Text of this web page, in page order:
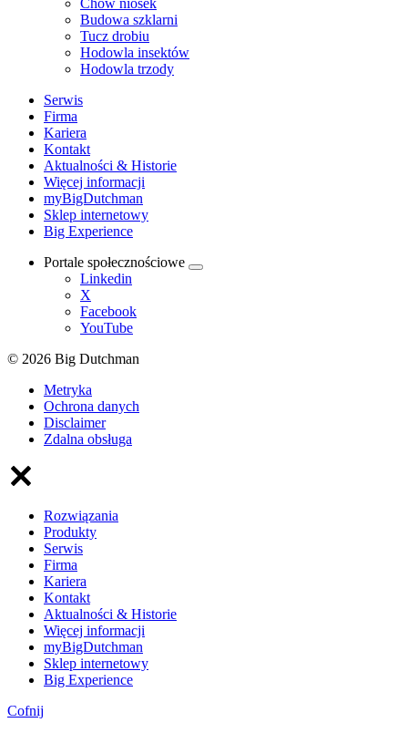
Chów niosek
Budowa szklarni
Tucz drobiu
Hodowla insektów
Hodowla trzody
Serwis
Firma
Kariera
Kontakt
Aktualności & Historie
Więcej informacji
myBigDutchman
Sklep internetowy
Big Experience
Portale społecznościowe
Linkedin
X
Facebook
YouTube
© 2026 Big Dutchman
Metryka
Ochrona danych
Disclaimer
Zdalna obsługa
Rozwiązania
Produkty
Serwis
Firma
Kariera
Kontakt
Aktualności & Historie
Więcej informacji
myBigDutchman
Sklep internetowy
Big Experience
Cofnij